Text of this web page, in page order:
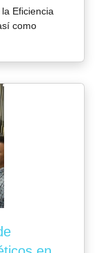
Eficiencia
como